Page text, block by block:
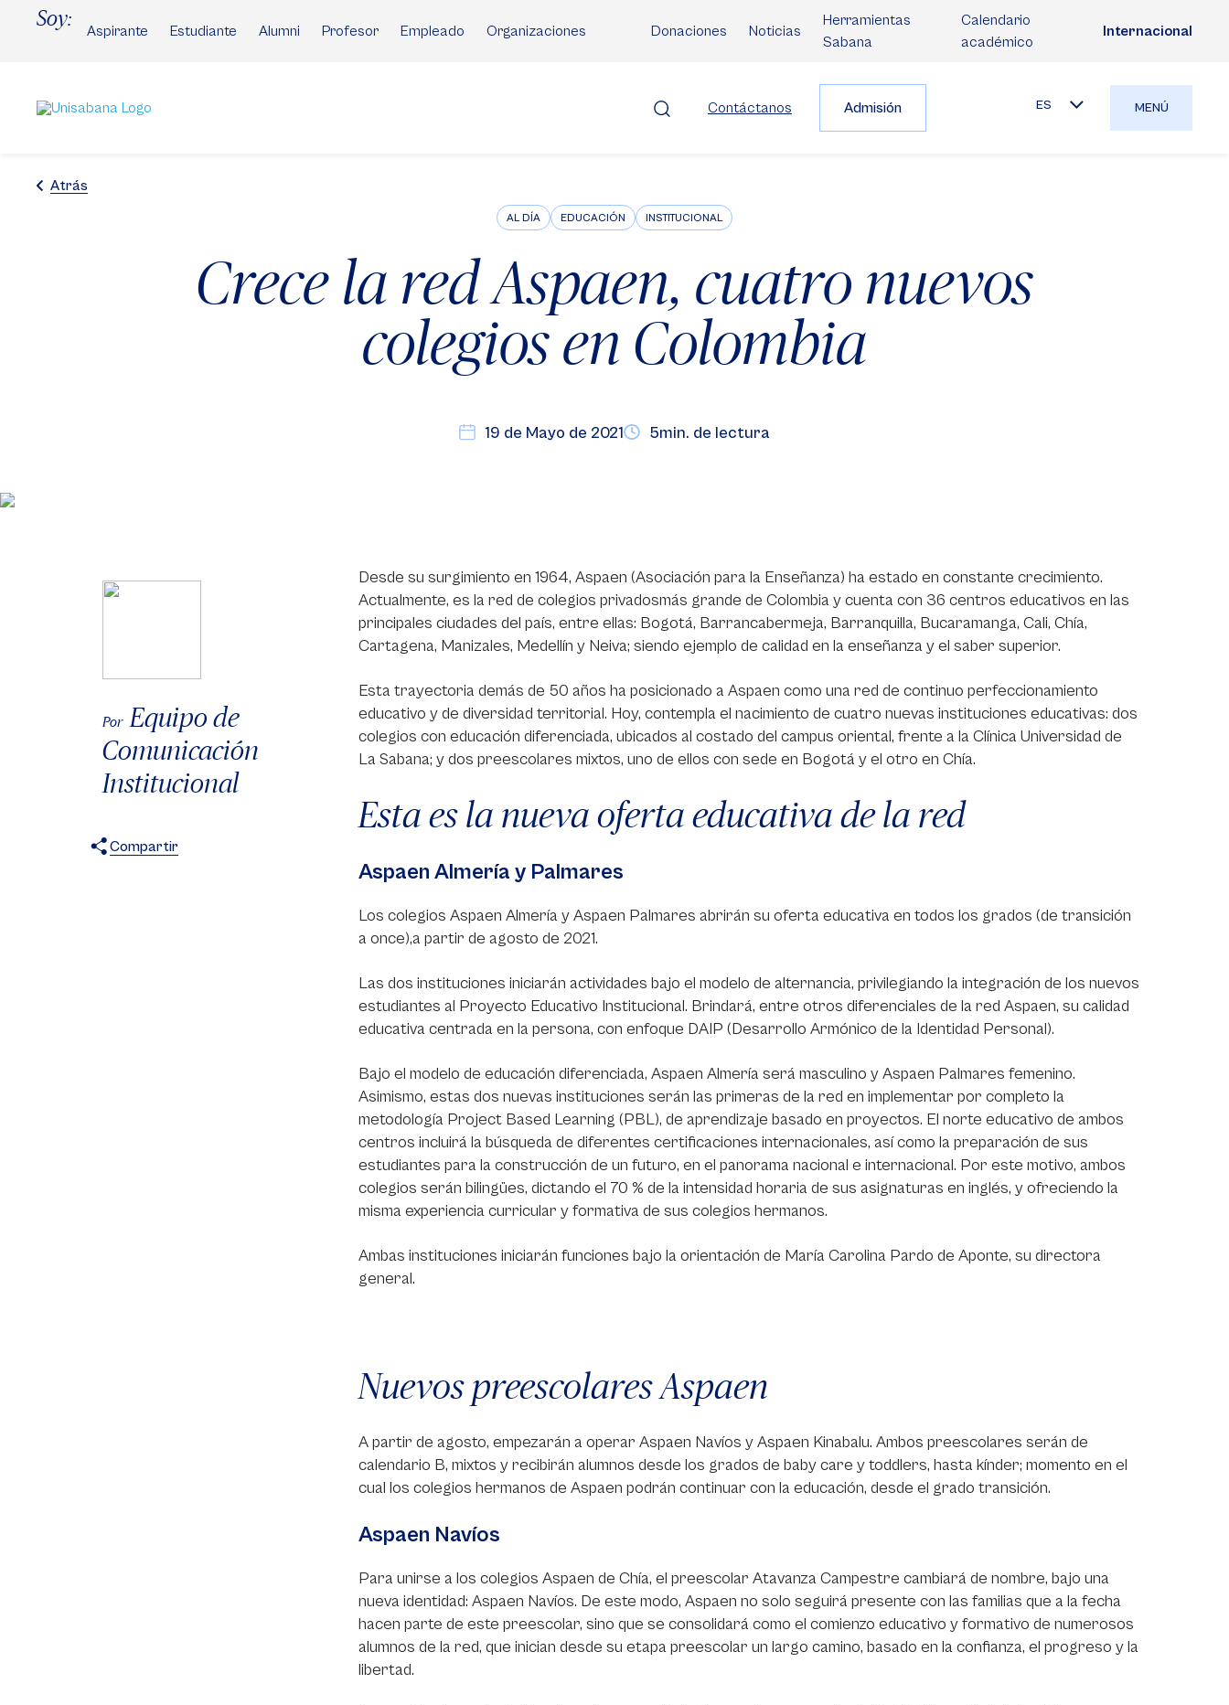
Soy:
Aspirante Estudiante Alumni Profesor Empleado Organizaciones Donaciones Noticias
Herramientas
Sabana
Calendario
académico
Internacional
Contáctanos Admisión ES MENÚ
Atrás
AL DÍA EDUCACIÓN INSTITUCIONAL
Crece la red Aspaen, cuatro nuevos
colegios en Colombia
19 de Mayo de 2021 5min. de lectura
Por Equipo de
Comunicación
Institucional
Compartir
Desde su surgimiento en 1964, Aspaen (Asociación para la Enseñanza) ha estado en constante crecimiento.
Actualmente, es la red de colegios privadosmás grande de Colombia y cuenta con 36 centros educativos en las
principales ciudades del país, entre ellas: Bogotá, Barrancabermeja, Barranquilla, Bucaramanga, Cali, Chía,
Cartagena, Manizales, Medellín y Neiva; siendo ejemplo de calidad en la enseñanza y el saber superior.
Esta trayectoria demás de 50 años ha posicionado a Aspaen como una red de continuo perfeccionamiento
educativo y de diversidad territorial. Hoy, contempla el nacimiento de cuatro nuevas instituciones educativas: dos
colegios con educación diferenciada, ubicados al costado del campus oriental, frente a la Clínica Universidad de
La Sabana; y dos preescolares mixtos, uno de ellos con sede en Bogotá y el otro en Chía.
Esta es la nueva oferta educativa de la red
Aspaen Almería y Palmares
Los colegios Aspaen Almería y Aspaen Palmares abrirán su oferta educativa en todos los grados (de transición
a once),a partir de agosto de 2021.
Las dos instituciones iniciarán actividades bajo el modelo de alternancia, privilegiando la integración de los nuevos
estudiantes al Proyecto Educativo Institucional. Brindará, entre otros diferenciales de la red Aspaen, su calidad
educativa centrada en la persona, con enfoque DAIP (Desarrollo Armónico de la Identidad Personal).
Bajo el modelo de educación diferenciada, Aspaen Almería será masculino y Aspaen Palmares femenino.
Asimismo, estas dos nuevas instituciones serán las primeras de la red en implementar por completo la
metodología Project Based Learning (PBL), de aprendizaje basado en proyectos. El norte educativo de ambos
centros incluirá la búsqueda de diferentes certificaciones internacionales, así como la preparación de sus
estudiantes para la construcción de un futuro, en el panorama nacional e internacional. Por este motivo, ambos
colegios serán bilingües, dictando el 70 % de la intensidad horaria de sus asignaturas en inglés, y ofreciendo la
misma experiencia curricular y formativa de sus colegios hermanos.
Ambas instituciones iniciarán funciones bajo la orientación de María Carolina Pardo de Aponte, su directora
general.
Nuevos preescolares Aspaen
A partir de agosto, empezarán a operar Aspaen Navíos y Aspaen Kinabalu. Ambos preescolares serán de
calendario B, mixtos y recibirán alumnos desde los grados de baby care y toddlers, hasta kínder; momento en el
cual los colegios hermanos de Aspaen podrán continuar con la educación, desde el grado transición.
Aspaen Navíos
Para unirse a los colegios Aspaen de Chía, el preescolar Atavanza Campestre cambiará de nombre, bajo una
nueva identidad: Aspaen Navíos. De este modo, Aspaen no solo seguirá presente con las familias que a la fecha
hacen parte de este preescolar, sino que se consolidará como el comienzo educativo y formativo de numerosos
alumnos de la red, que inician desde su etapa preescolar un largo camino, basado en la confianza, el progreso y la
libertad.